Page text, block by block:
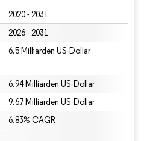
2020 - 2031
2026 - 2031
6.5 Milliarden US-Dollar
6.94 Milliarden US-Dollar
9.67 Milliarden US-Dollar
6.83% CAGR